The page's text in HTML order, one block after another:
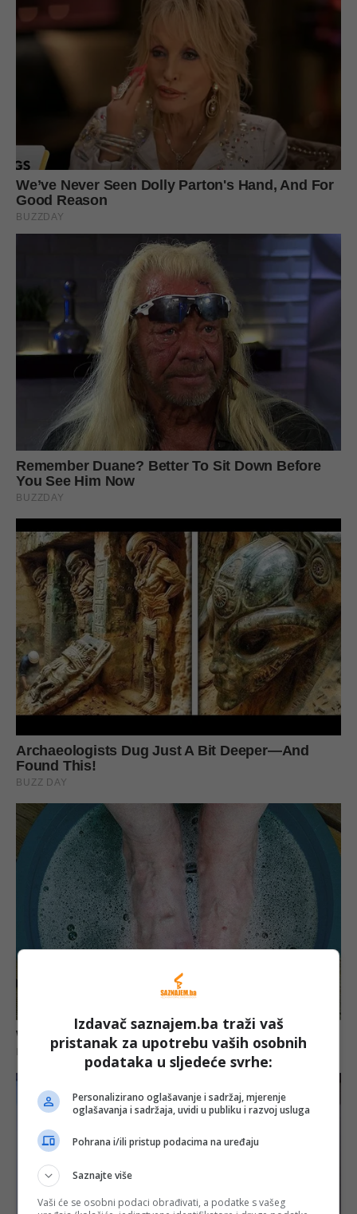
Izdavač saznajem.ba traži vaš
pristanak za upotrebu vaših osobnih
podataka u sljedeće svrhe:
Personalizirano oglašavanje i sadržaj, mjerenje
oglašavanja i sadržaja, uvidi u publiku i razvoj usluga
Pohrana i/ili pristup podacima na uređaju
Saznajte više
Vaši će se osobni podaci obrađivati, a podatke s vašeg